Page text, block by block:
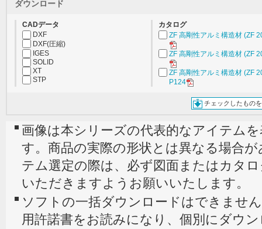
ダウンロード
CADデータ
DXF
DXF(圧縮)
IGES
SOLID
XT
STP
カタログ
ZF 高剛性アルミ構造材 (ZF
ZF 高剛性アルミ構造材 (ZF
ZF 高剛性アルミ構造材 (ZF
P124
チェックしたもの
画像は本シリーズの代表的なアイテム
す。商品の実際の形状とは異なる場合
テム選定の際は、必ず図面またはカタ
いただきますようお願いいたします。
ソフトの一括ダウンロードはできませ
用許諾書をお読みになり、個別にダウ